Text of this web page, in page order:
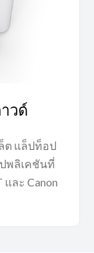
วด์
ต แล็ปท็อป
พลิเคชันที่
และ Canon